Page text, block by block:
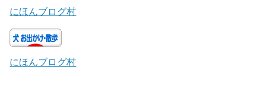
にほんブログ村
にほんブログ村